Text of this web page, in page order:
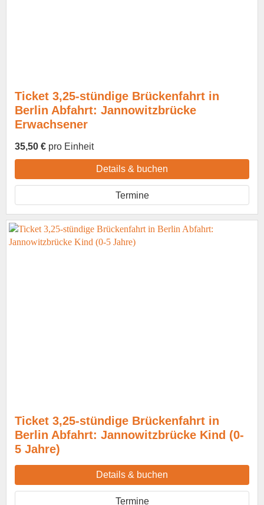
Ticket 3,25-stündige Brückenfahrt in
Berlin Abfahrt: Jannowitzbrücke
Erwachsener
35,50 € pro Einheit
Details & buchen
Termine
Ticket 3,25-stündige Brückenfahrt in
Berlin Abfahrt: Jannowitzbrücke Kind (0-
5 Jahre)
Details & buchen
Termine